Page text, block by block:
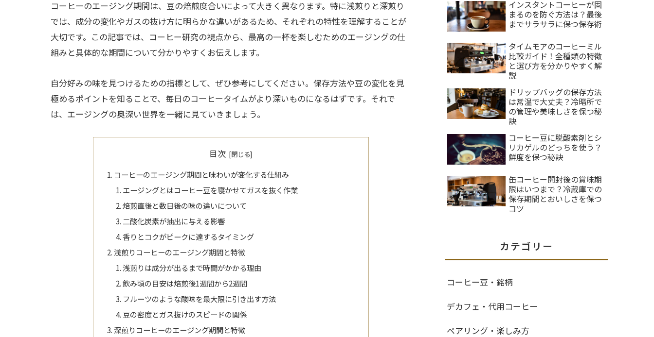
コーヒーのエージング期間は、豆の焙煎度合いによって大きく異なります。特に浅煎りと深煎り
では、成分の変化やガスの抜け方に明らかな違いがあるため、それぞれの特性を理解することが
大切です。この記事では、コーヒー研究の視点から、最高の一杯を楽しむためのエージングの仕
組みと具体的な期間について分かりやすくお伝えします。
自分好みの味を見つけるための指標として、ぜひ参考にしてください。保存方法や豆の変化を見
極めるポイントを知ることで、毎日のコーヒータイムがより深いものになるはずです。それで
は、エージングの奥深い世界を一緒に見ていきましょう。
目次
コーヒーのエージング期間と味わいが変化する仕組み
エージングとはコーヒー豆を寝かせてガスを抜く作業
焙煎直後と数日後の味の違いについて
二酸化炭素が抽出に与える影響
香りとコクがピークに達するタイミング
浅煎りコーヒーのエージング期間と特徴
浅煎りは成分が出るまで時間がかかる理由
飲み頃の目安は焙煎後1週間から2週間
フルーツのような酸味を最大限に引き出す方法
豆の密度とガス抜けのスピードの関係
深煎りコーヒーのエージング期間と特徴
インスタントコーヒーが固
まるのを防ぐ方法は？最後
までサラサラに保つ保存術
タイムモアのコーヒーミル
比較ガイド！全種類の特徴
と選び方を分かりやすく解
説
ドリップバッグの保存方法
は常温で大丈夫？冷暗所で
の管理や美味しさを保つ秘
訣
コーヒー豆に脱酸素剤とシ
リカゲルのどっちを使う？
鮮度を保つ秘訣
缶コーヒー開封後の賞味期
限はいつまで？冷蔵庫での
保存期間とおいしさを保つ
コツ
カテゴリー
コーヒー豆・銘柄
デカフェ・代用コーヒー
ペアリング・楽しみ方